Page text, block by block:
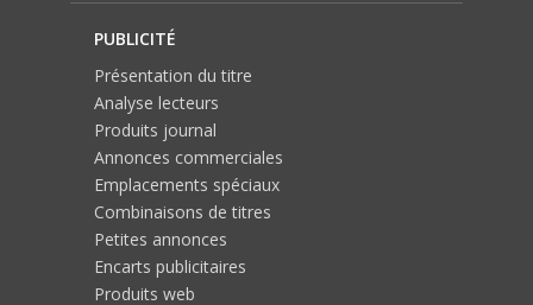
PUBLICITÉ
Présentation du titre
Analyse lecteurs
Produits journal
Annonces commerciales
Emplacements spéciaux
Combinaisons de titres
Petites annonces
Encarts publicitaires
Produits web